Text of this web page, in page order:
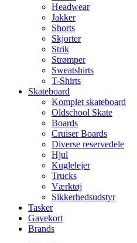
Headwear
Jakker
Shorts
Skjorter
Strik
Strømper
Sweatshirts
T-Shirts
Skateboard
Komplet skateboard
Oldschool Skate
Boards
Cruiser Boards
Diverse reservedele
Hjul
Kuglelejer
Trucks
Værktøj
Sikkerhedsudstyr
Tasker
Gavekort
Brands